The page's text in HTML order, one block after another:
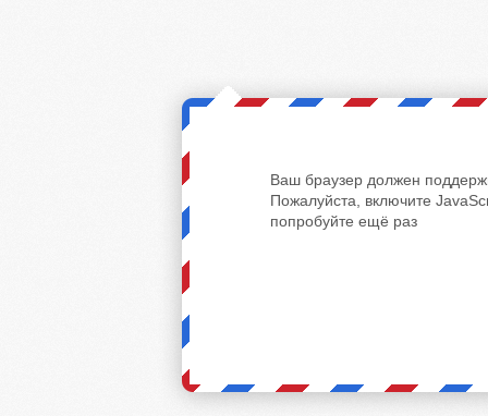
Ваш браузер должен
Пожалуйста, включите
попробуйте ещё раз